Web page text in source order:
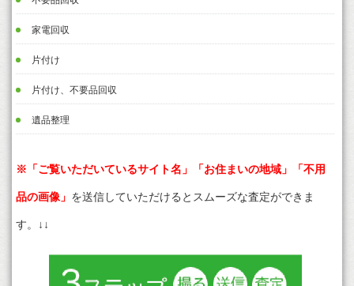
家電回収
片付け
片付け、不要品回収
遺品整理
※「ご覧いただいているサイト名」「お住まいの地域」「不用
品の画像」 を送信していただけるとスムーズな査定ができま
す。↓↓